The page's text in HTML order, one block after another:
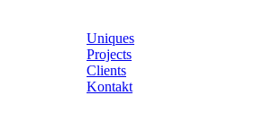
Uniques
Projects
Clients
Kontakt